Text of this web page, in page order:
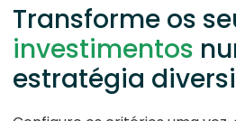
Transforme os
investimentos
estratégia